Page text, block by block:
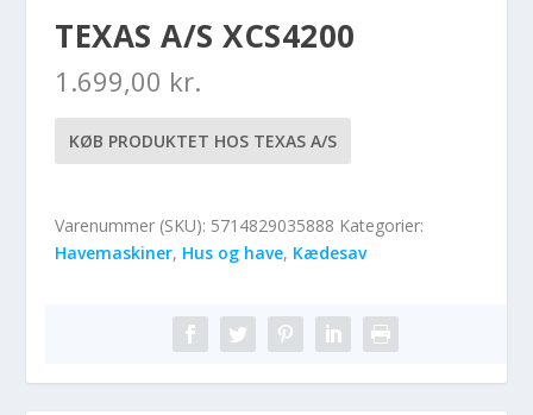
TEXAS A/S XCS4200
1.699,00 kr.
KØB PRODUKTET HOS TEXAS A/S
Varenummer (SKU): 5714829035888 Kategorier:
Havemaskiner, Hus og have, Kædesav